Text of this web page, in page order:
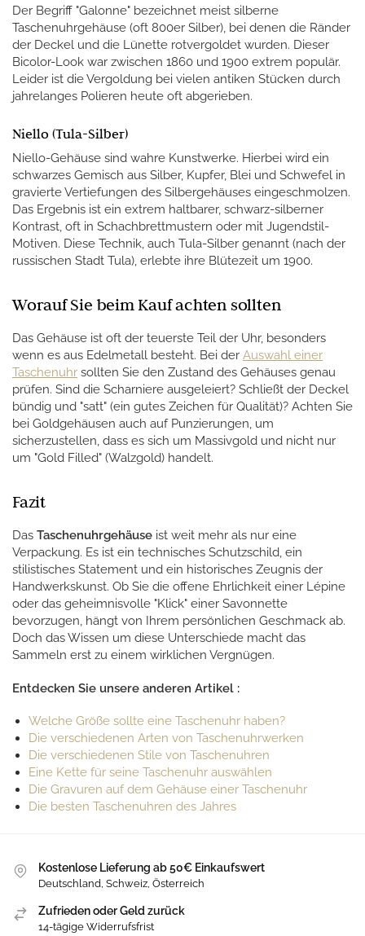
Der Begriff "Galonne" bezeichnet meist silberne
Taschenuhrgehäuse (oft 800er Silber), bei denen die Ränder
der Deckel und die Lünette rotvergoldet wurden. Dieser
Bicolor-Look war zwischen 1860 und 1900 extrem populär.
Leider ist die Vergoldung bei vielen antiken Stücken durch
jahrelanges Polieren heute oft abgerieben.
Niello (Tula-Silber)
Niello-Gehäuse sind wahre Kunstwerke. Hierbei wird ein
schwarzes Gemisch aus Silber, Kupfer, Blei und Schwefel in
gravierte Vertiefungen des Silbergehäuses eingeschmolzen.
Das Ergebnis ist ein extrem haltbarer, schwarz-silberner
Kontrast, oft in Schachbrettmustern oder mit Jugendstil-
Motiven. Diese Technik, auch Tula-Silber genannt (nach der
russischen Stadt Tula), erlebte ihre Blütezeit um 1900.
Worauf Sie beim Kauf achten sollten
Das Gehäuse ist oft der teuerste Teil der Uhr, besonders
wenn es aus Edelmetall besteht. Bei der Auswahl einer
Taschenuhr sollten Sie den Zustand des Gehäuses genau
prüfen. Sind die Scharniere ausgeleiert? Schließt der Deckel
bündig und "satt" (ein gutes Zeichen für Qualität)? Achten Sie
bei Goldgehäusen auch auf Punzierungen, um
sicherzustellen, dass es sich um Massivgold und nicht nur
um "Gold Filled" (Walzgold) handelt.
Fazit
Das Taschenuhrgehäuse ist weit mehr als nur eine
Verpackung. Es ist ein technisches Schutzschild, ein
stilistisches Statement und ein historisches Zeugnis der
Handwerkskunst. Ob Sie die offene Ehrlichkeit einer Lépine
oder das geheimnisvolle "Klick" einer Savonnette
bevorzugen, hängt von Ihrem persönlichen Geschmack ab.
Doch das Wissen um diese Unterschiede macht das
Sammeln erst zu einem wirklichen Vergnügen.
Entdecken Sie unsere anderen Artikel :
Welche Größe sollte eine Taschenuhr haben?
Die verschiedenen Arten von Taschenuhrwerken
Die verschiedenen Stile von Taschenuhren
Eine Kette für seine Taschenuhr auswählen
Die Gravuren auf dem Gehäuse einer Taschenuhr
Die besten Taschenuhren des Jahres
Kostenlose Lieferung ab 50€ Einkaufswert
Deutschland, Schweiz, Österreich
Zufrieden oder Geld zurück
14-tägige Widerrufsfrist